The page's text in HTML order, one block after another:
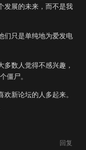
发展的未来，而不是我
们只是单纯地为爱发电
数人觉得不感兴趣，
僵尸。
新论坛的人多起来。
回复